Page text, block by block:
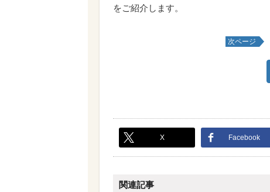
をご紹介します。
次ページ
X Facebook
関連記事